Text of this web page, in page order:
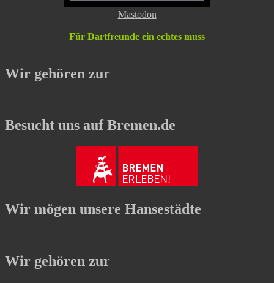
0% Complete
Mastodon
Für Dartfreunde ein echtes muss
Wir gehören zur
Besucht uns auf Bremen.de
Wir mögen unsere Hansestädte
Wir gehören zur